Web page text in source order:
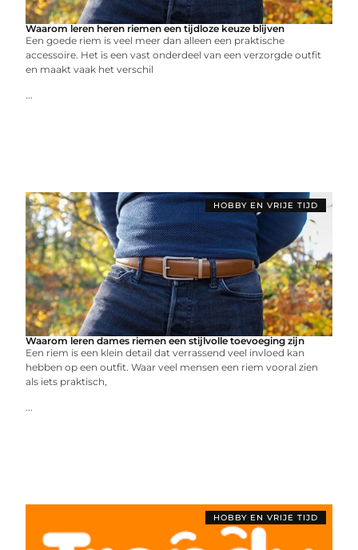
Waarom leren heren riemen een tijdloze keuze blijven
Een goede riem is veel meer dan alleen een praktische
accessoire. Het is een vast onderdeel van een verzorgde outfit
en maakt vaak het verschil
...
HOBBY EN VRIJE TIJD
Waarom leren dames riemen een stijlvolle toevoeging zijn
Een riem is een klein detail dat verrassend veel invloed kan
hebben op een outfit. Waar veel mensen een riem vooral zien
als iets praktisch,
...
HOBBY EN VRIJE TIJD